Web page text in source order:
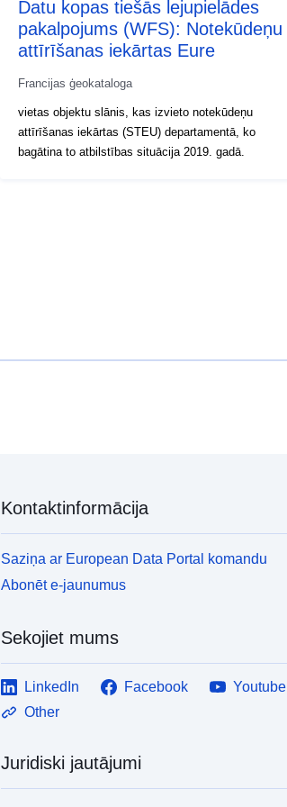
Datu kopas tiešās lejupielādes
pakalpojums (WFS): Notekūdeņu
attīrīšanas iekārtas Eure
Francijas ģeokataloga
vietas objektu slānis, kas izvieto notekūdeņu
attīrīšanas iekārtas (STEU) departamentā, ko
bagātina to atbilstības situācija 2019. gadā.
Kontaktinformācija
Saziņa ar European Data Portal komandu
Abonēt e-jaunumus
Sekojiet mums
LinkedIn Facebook
Youtube
Other
Juridiski jautājumi